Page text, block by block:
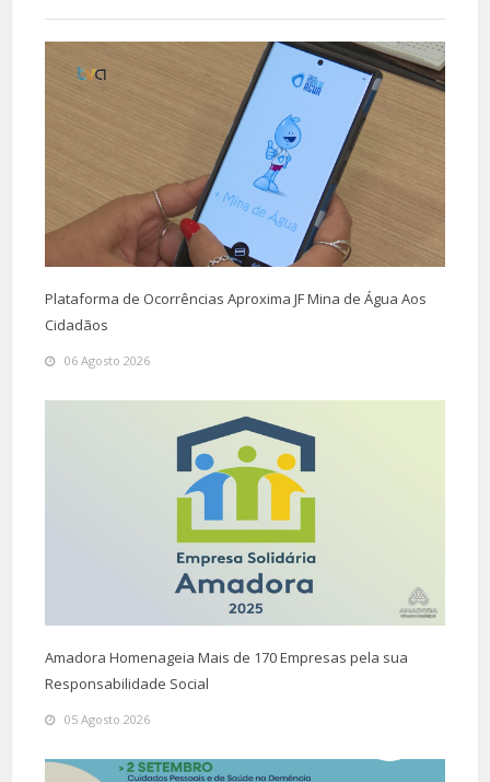
Plataforma de Ocorrências Aproxima JF Mina de Água Aos
Cidadãos
06 Agosto 2026
Amadora Homenageia Mais de 170 Empresas pela sua
Responsabilidade Social
05 Agosto 2026